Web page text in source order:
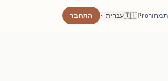
תמחורPro
🇮🇱עברית התחבר